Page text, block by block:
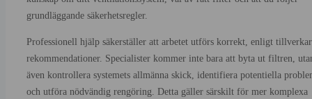
grundläggande säkerhetsregler.
Professionell hjälp säkerställer att arbetet utförs korrekt, enligt
rekommendationer. Specialister kommer inte bara att byta ut filtren,
även kontrollera systemets allmänna skick, identifiera potentiella
och utföra nödvändig rengöring. Detta gäller särskilt för mer komplexa